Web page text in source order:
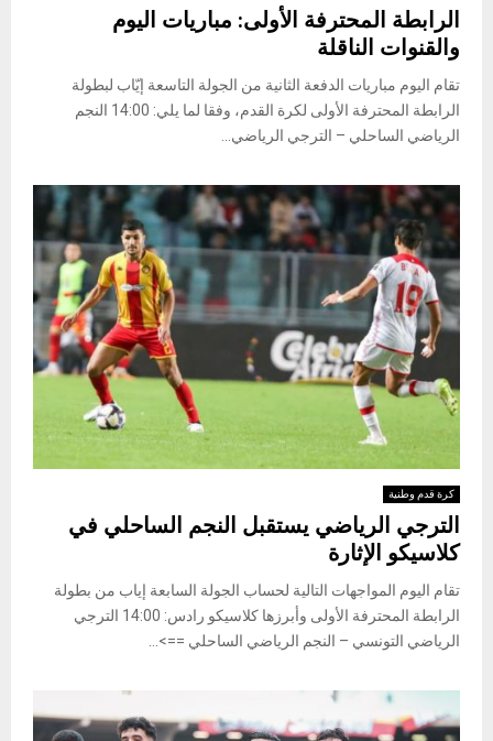
الرابطة المحترفة الأولى: مباريات اليوم
والقنوات الناقلة
تقام اليوم مباريات الدفعة الثانية من الجولة التاسعة إيّاب لبطولة
الرابطة المحترفة الأولى لكرة القدم، وفقا لما يلي: 14:00 النجم
الرياضي الساحلي – الترجي الرياضي...
كرة قدم وطنية
الترجي الرياضي يستقبل النجم الساحلي في
كلاسيكو الإثارة
تقام اليوم المواجهات التالية لحساب الجولة السابعة إياب من بطولة
الرابطة المحترفة الأولى وأبرزها كلاسيكو رادس: 14:00 الترجي
الرياضي التونسي – النجم الرياضي الساحلي ==>...